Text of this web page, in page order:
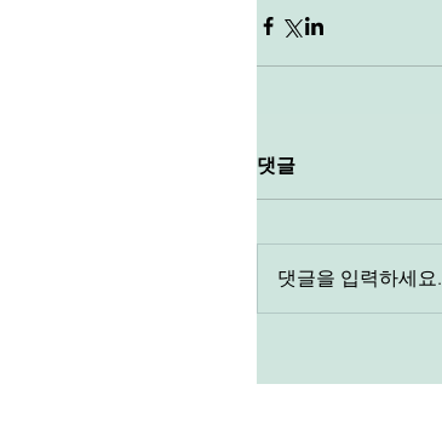
댓글
댓글을 입력하세요.